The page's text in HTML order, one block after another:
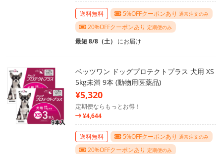
送料無料 5%OFFクーポンあり 通常注文のみ
20%OFFクーポンあり 定期便のみ
最短 8/8（土） にお届け
ベッツワン ドッグプロテクトプラス 犬用 XS
5kg未満 9本 (動物用医薬品)
¥5,320
定期便ならもっとお得！
¥4,644
送料無料 5%OFFクーポンあり 通常注文のみ
20%OFFクーポンあり 定期便のみ